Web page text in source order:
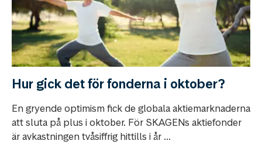
Hur gick det för fonderna i oktober?
En gryende optimism fick de globala aktiemarknaderna
att sluta på plus i oktober. För SKAGENs aktiefonder
är avkastningen tvåsiffrig hittills i år ...